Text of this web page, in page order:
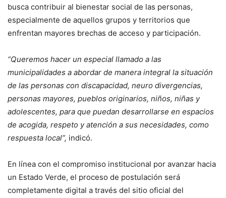
busca contribuir al bienestar social de las personas,
especialmente de aquellos grupos y territorios que
enfrentan mayores brechas de acceso y participación.
“Queremos hacer un especial llamado a las
municipalidades a abordar de manera integral la situación
de las personas con discapacidad, neuro divergencias,
personas mayores, pueblos originarios, niños, niñas y
adolescentes, para que puedan desarrollarse en espacios
de acogida, respeto y atención a sus necesidades, como
respuesta local”, indicó.
En línea con el compromiso institucional por avanzar hacia
un Estado Verde, el proceso de postulación será
completamente digital a través del sitio oficial del